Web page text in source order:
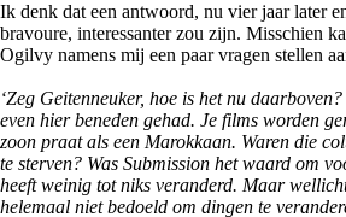
Ik denk dat een antwoord, nu vier jaar later
bravoure, interessanter zou zijn. Misschien
Ogilvy namens mij een paar vragen stellen
‘Zeg Geitenneuker, hoe is het nu
even hier beneden gehad. Je films worden
zoon praat als een Marokkaan. Waren die
te sterven? Was Submission het waard om
heeft weinig tot niks veranderd. Maar
helemaal niet bedoeld om dingen te